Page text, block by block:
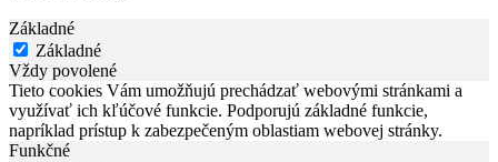
Základné
Základné
Vždy povolené
Tieto cookies Vám umožňujú prechádzať webovými stránkami a
využívať ich kľúčové funkcie. Podporujú základné funkcie,
napríklad prístup k zabezpečeným oblastiam webovej stránky.
Funkčné